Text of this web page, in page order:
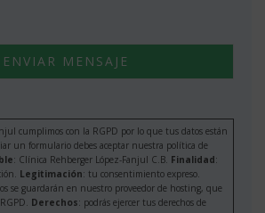
cumplimos con la RGPD por lo que tus datos están
un formulario debes aceptar nuestra política de
: Clínica Rehberger López-Fanjul C.B. Finalidad:
Legitimación: tu consentimiento expreso.
se guardarán en nuestro proveedor de hosting, que
Derechos: podrás ejercer tus derechos de